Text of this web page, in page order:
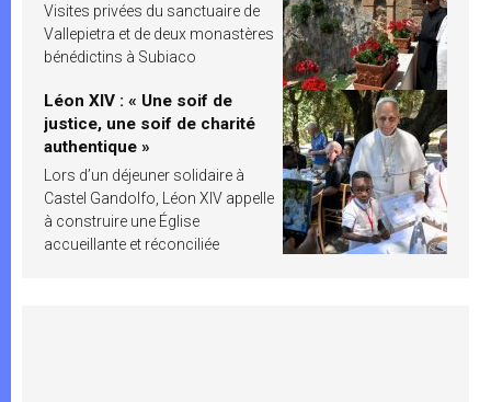
Visites privées du sanctuaire de
Vallepietra et de deux monastères
bénédictins à Subiaco
Léon XIV : « Une soif de
justice, une soif de charité
authentique »
Lors d’un déjeuner solidaire à
Castel Gandolfo, Léon XIV appelle
à construire une Église
accueillante et réconciliée